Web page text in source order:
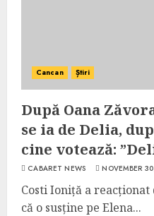
Cancan Știri
După Oana
se ia de Delia,
cine votează:
CABARET NEWS NOVEMBER
Costi Ioniță a
că o susține pe Elena...